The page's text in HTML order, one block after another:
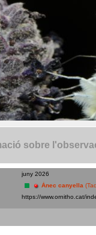
sobre
juny 2026
Ànec canyella